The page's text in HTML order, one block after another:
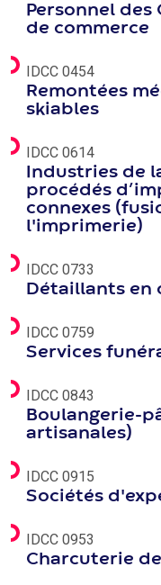
Personnel
de commerce
IDCC 0454
Remontées
skiables
IDCC 0614
Industries de
procédés
connexes
l'imprimerie)
IDCC 0733
Détaillants en
IDCC 0759
Services
IDCC 0843
Boulangerie-
artisanales)
IDCC 0915
Sociétés
IDCC 0953
Charcuterie